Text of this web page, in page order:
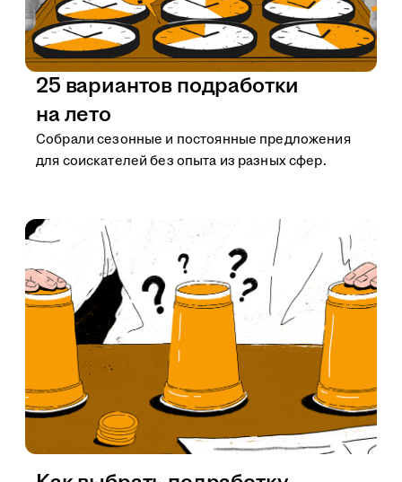
25 вариантов подработки
на лето
Собрали сезонные и постоянные предложения
для соискателей без опыта из разных сфер.